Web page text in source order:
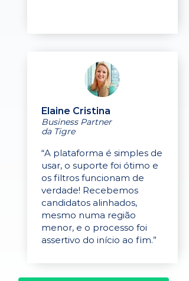
Elaine Cristina
Business Partner
da Tigre
“A plataforma é simples de
usar, o suporte foi ótimo e
os filtros funcionam de
verdade! Recebemos
candidatos alinhados,
mesmo numa região
menor, e o processo foi
assertivo do início ao fim.”